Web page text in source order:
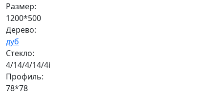
Размер:
1200*500
Дерево:
дуб
Стекло:
4/14/4/14/4i
Профиль:
78*78